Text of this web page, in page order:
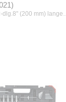
dlg.8" (200 mm) lange…